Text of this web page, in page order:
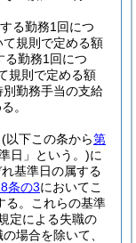
る勤務1回につ
規則で定める額
る勤務1回につ
規則で定める額
勤務手当の支給
。
(以下この条から第
日」という。)に
基準日の属する
条の3においてこ
。
これらの基準
定による失職の
場合を除いて、